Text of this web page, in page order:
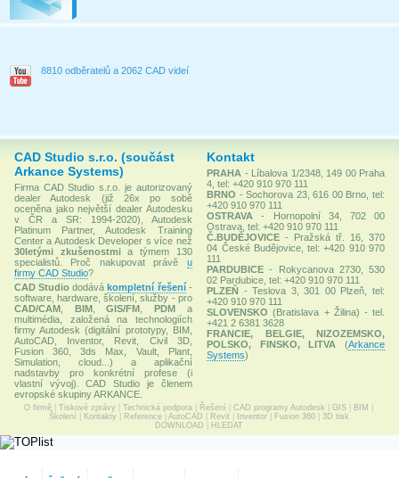
8810 odběratelů a 2062 CAD videí
CAD Studio s.r.o. (součást
Arkance Systems)
Firma CAD Studio s.r.o. je autorizovaný
dealer Autodesk (již 26x po sobě
oceněna jako největší dealer Autodesku
v ČR a SR: 1994-2020), Autodesk
Platinum Partner, Autodesk Training
Center a Autodesk Developer s více než
30letými zkušenostmia týmem 130
specialistů. Proč nakupovat právě u
firmy CAD Studio?
CAD Studio dodávákompletní řešení-
software, hardware, školení, služby - pro
CAD/CAM
BIM,GIS/FM ,PDM a
multimédia, založená na technologiích
firmy Autodesk (digitální prototypy, BIM,
AutoCAD, Inventor, Revit, Civil 3D,
Fusion 360, 3ds Max, Vault, Plant,
Simulation, cloud...) a aplikační
nadstavby pro konkrétní profese (i
vlastní vývoj). CAD Studio je členem
evropské skupiny ARKANCE.
Kontakt
PRAHA - Líbalova 1/2348, 149 00 Praha
4, tel: +420 910 970 111
BRNO - Sochorova 23, 616 00 Brno, tel:
+420 910 970 111
OSTRAVA
- Hornopolní 34, 702 00
Ostrava, tel: +420 910 970 111
Č.BUDĚJOVICE - Pražská tř. 16, 370
04 České Budějovice, tel: +420 910 970
111
PARDUBICE - Rokycanova 2730, 530
02 Pardubice, tel: +420 910 970 111
PLZEŇ - Teslova 3, 301 00 Plzeň, tel:
+420 910 970 111
SLOVENSKO (Bratislava + Žilina) - tel.
+421 2 6381 3628
FRANCIE, BELGIE, NIZOZEMSKO,
POLSKO, FINSKO, LITVA
(Arkance
Systems)
O firmě Tiskové zprávy Technická podpora Řešení CAD programy Autodesk GIS BIM
Školení
Kontakty Reference| AutoCAD Revit Inventor| Fusion 360| 3D tisk
DOWNLOAD
HLEDAT